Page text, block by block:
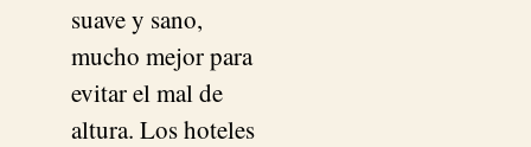
suave y sano,
mucho mejor para
evitar el mal de
altura. Los hoteles